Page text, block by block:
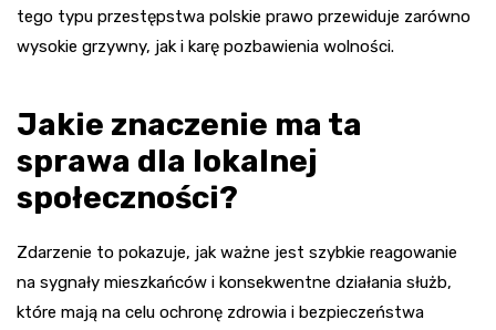
tego typu przestępstwa polskie prawo przewiduje zarówno
wysokie grzywny, jak i karę pozbawienia wolności.
Jakie znaczenie ma ta
sprawa dla lokalnej
społeczności?
Zdarzenie to pokazuje, jak ważne jest szybkie reagowanie
na sygnały mieszkańców i konsekwentne działania służb,
które mają na celu ochronę zdrowia i bezpieczeństwa